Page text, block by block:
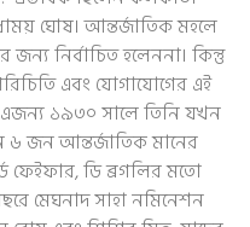
ঘোষ। আন্তর্জাতিক মহলে
জন্য নির্বাচিত হলেননা। কিন্তু
এবং যোগাযোগের এই
এজন্য ১৯৩০ সালে তিনি যখন
৬ জন আন্তর্জাতিক মানের
ফেইফার, ডি ব্রগলির মতো
মেঘনাদ সাহা নমিনেশন